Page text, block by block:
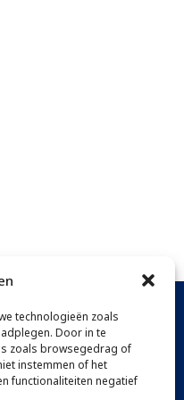
technologieën zoals
Door in te
zoals browsegedrag of
instemmen of het
functionaliteiten negatief